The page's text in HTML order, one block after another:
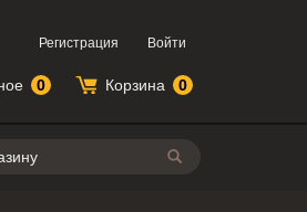
Поиск
0 Корзина 0
Регистрация Войти